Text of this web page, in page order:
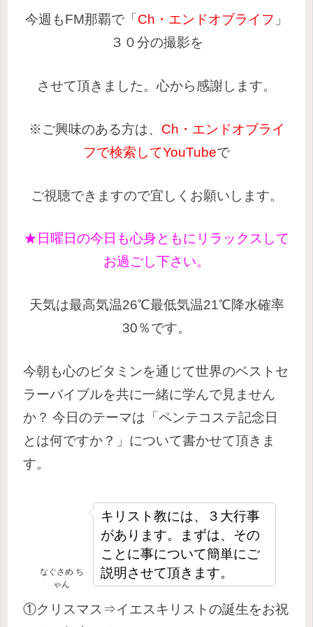
今週もFM那覇で「 Ch・エンドオブライフ 」
３０分の撮影を
させて頂きました。心から感謝します。
※ご興味のある方は、 Ch・エンドオブライ
フで検索してYouTubeで
ご視聴できますので宜しくお願いします。
★日曜日の今日も心身ともにリラックスして
お過ごし下さい。
天気は最高気温26℃最低気温21℃降水確率
30％です。
今朝も心のビタミンを通じて世界のベストセ
ラーバイブルを共に一緒に学んで見ません
か？ 今日のテーマは 「ペンテコステ記念日
とは何ですか？ 」 について書かせて頂きま
す。
なぐさめ ち
ゃん
キリスト教には、３大行事
があります。まずは、その
ことに事について簡単にご
説明させて頂きます。
①クリスマス⇒イエスキリストの誕生をお祝